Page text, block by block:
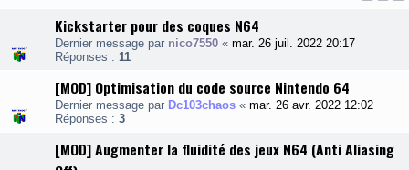
Kickstarter pour des coques N64
Dernier message par nico7550 « mar. 26 juil. 2022 20:17
Réponses : 11
[MOD] Optimisation du code source Nintendo 64
Dernier message par Dc103chaos « mar. 26 avr. 2022 12:02
Réponses : 3
[MOD] Augmenter la fluidité des jeux N64 (Anti Aliasing